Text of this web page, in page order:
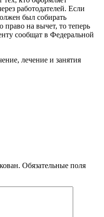
работодателей. Если
был собирать
на вычет, то теперь
сообщат в Федеральной
лечение и занятия
Обязательные поля